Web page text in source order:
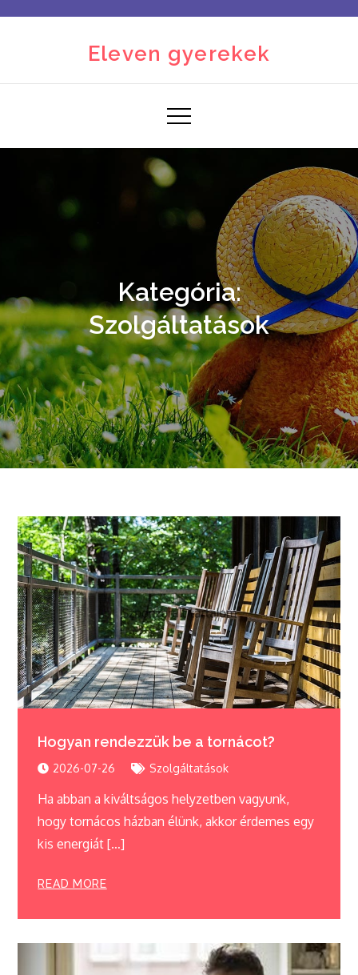
Eleven gyerekek
Kategória:
Szolgáltatások
Hogyan rendezzük be a tornácot?
2026-07-26 Szolgáltatások
Ha abban a kiváltságos helyzetben vagyunk,
hogy tornácos házban élünk, akkor érdemes egy
kis energiát […]
READ MORE